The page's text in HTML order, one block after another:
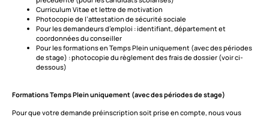
Curriculum Vitae et lettre de motivation
Photocopie de l’attestation de sécurité sociale
Pour les demandeurs d’emploi : identifiant, département et
coordonnées du conseiller
Pour les formations en Temps Plein uniquement (avec des périodes
de stage) : photocopie du règlement des frais de dossier (voir ci-
dessous)
Formations Temps Plein uniquement (avec des périodes de stage)
Pour que votre demande préinscription soit prise en compte, nous vous